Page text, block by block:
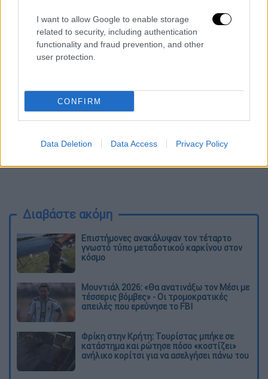
I want to allow Google to enable storage
related to security, including authentication
functionality and fraud prevention, and other
user protection.
CONFIRM
Data Deletion Data Access Privacy Policy
Αρναούτογλου να την παροτρύνει να κάνει
αυτό το βήμα.
Διαβάστε ακόμη
Επιστήμονες ανακάλυψαν τον τέταρτο
γνωστό τύπο μεταδοτικού καρκίνου στον
κόσμο
Μουντιάλ 2026: «Θα ανατινάξω τον Μέσι με
τέσσερις βόμβες» - Οι τρομοκρατικές
απειλές που ερεύνησε το FBI
Φρίκη στην Κρήτη: Τουρίστας μπήκε σε
κατάστημα και ρώτησε πόσο «κοστίζει»
ανήλικο κορίτσι για να ασελγήσει πάνω του